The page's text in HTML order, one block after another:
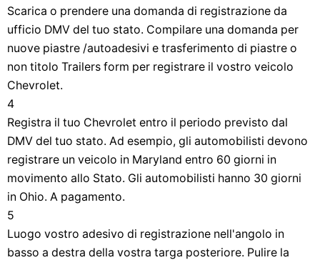
Scarica o prendere una domanda di registrazione da
ufficio DMV del tuo stato. Compilare una domanda per
nuove piastre /autoadesivi e trasferimento di piastre o
non titolo Trailers form per registrare il vostro veicolo
Chevrolet.
4
Registra il tuo Chevrolet entro il periodo previsto dal
DMV del tuo stato. Ad esempio, gli automobilisti devono
registrare un veicolo in Maryland entro 60 giorni in
movimento allo Stato. Gli automobilisti hanno 30 giorni
in Ohio. A pagamento.
5
Luogo vostro adesivo di registrazione nell'angolo in
basso a destra della vostra targa posteriore. Pulire la